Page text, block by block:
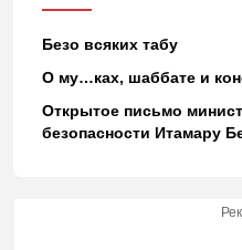
Безо всяких табу
О му…ках, шаббате и
Открытое письмо
безопасности Итамару